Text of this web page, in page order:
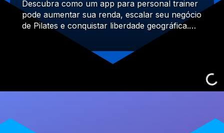
Descubra como um app para personal trainer
pode aumentar sua renda, escalar seu negócio
de Pilates e conquistar liberdade geográfica.…